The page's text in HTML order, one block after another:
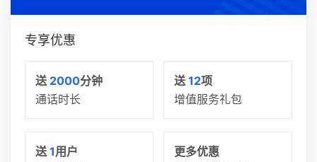
专享优惠
送 2000分钟
通话时长
送12项
增值服务礼包
送1用户
更多优惠